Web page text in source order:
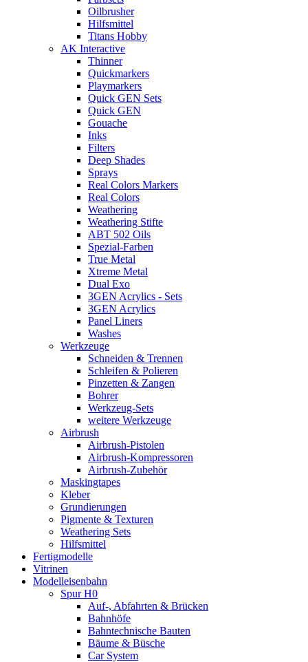
Oilbrusher
Hilfsmittel
Titans Hobby
AK Interactive
Thinner
Quickmarkers
Playmarkers
Quick GEN Sets
Quick GEN
Gouache
Inks
Filters
Deep Shades
Sprays
Real Colors Markers
Real Colors
Weathering
Weathering Stifte
ABT 502 Oils
Spezial-Farben
True Metal
Xtreme Metal
Dual Exo
3GEN Acrylics - Sets
3GEN Acrylics
Panel Liners
Washes
Werkzeuge
Schneiden & Trennen
Schleifen & Polieren
Pinzetten & Zangen
Bohrer
Werkzeug-Sets
weitere Werkzeuge
Airbrush
Airbrush-Pistolen
Airbrush-Kompressoren
Airbrush-Zubehör
Maskingtapes
Kleber
Grundierungen
Pigmente & Texturen
Weathering Sets
Hilfsmittel
Fertigmodelle
Vitrinen
Modelleisenbahn
Spur H0
Auf-, Abfahrten & Brücken
Bahnhöfe
Bahntechnische Bauten
Bäume & Büsche
Car System